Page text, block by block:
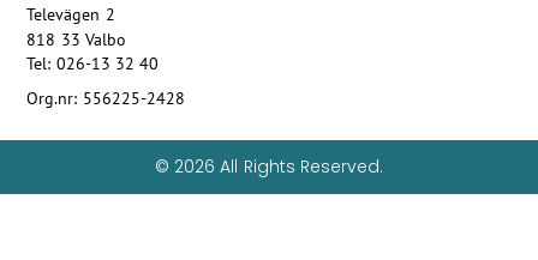
Televägen 2
818 33 Valbo
Tel: 026-13 32 40
Org.nr: 556225-2428
© 2026 All Rights Reserved.